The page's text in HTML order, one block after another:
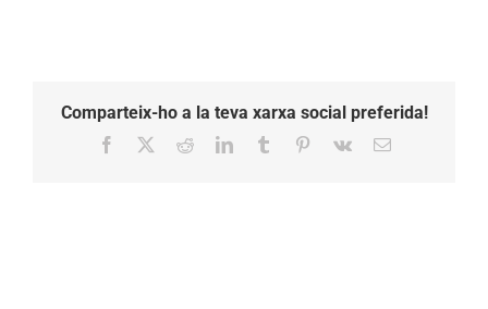
Comparteix-ho a la teva xarxa social preferida!
Facebook RedditLinkedInTumblr Pinterest
Vk Email: